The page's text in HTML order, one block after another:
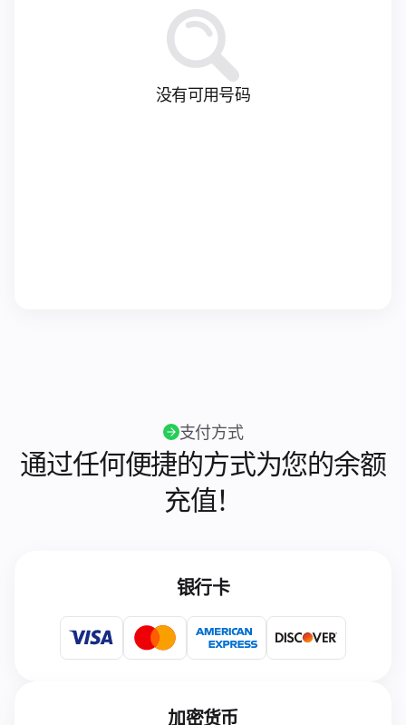
没有可用号码
支付方式
通过任何便捷的方式为您的余额
充值！
银行卡
加密货币